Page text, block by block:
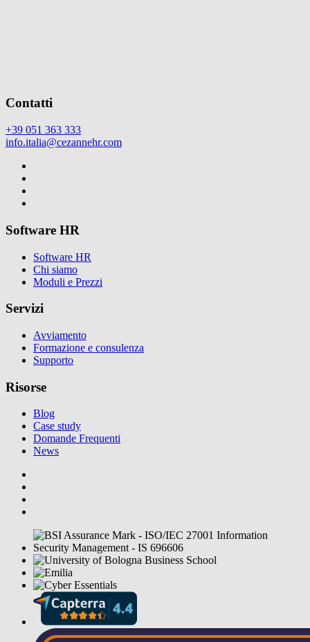
Contatti
+39 051 363 333
info.italia@cezannehr.com
Software HR
Software HR
Chi siamo
Moduli e Prezzi
Servizi
Avviamento
Formazione e consulenza
Supporto
Risorse
Blog
Case study
Domande Frequenti
News